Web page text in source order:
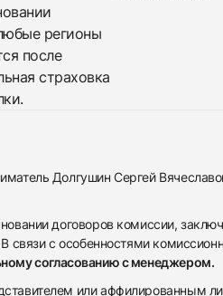
регионы
после
страховка
Долгушин Сергей
договоров комиссии,
с особенностями
согласованию с менеджером.
или аффилированным